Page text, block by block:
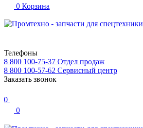
0 Корзина
Телефоны
8 800 100-75-37 Отдел продаж
8 800 100-57-62 Сервисный центр
Заказать звонок
0
0